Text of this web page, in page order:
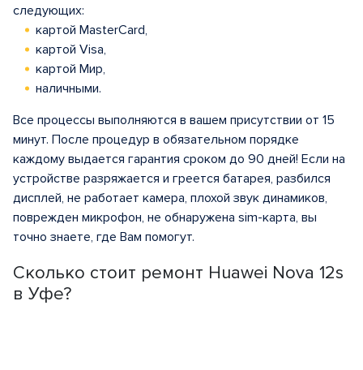
Сколько стоит ремонт Huawei Nova 12s
в Уфе?
следующих:
картой MasterCard,
картой Visa,
картой Мир,
наличными.
Все процессы выполняются в вашем присутствии от 15
минут. После процедур в обязательном порядке
каждому выдается гарантия сроком до 90 дней! Если на
устройстве разряжается и греется батарея, разбился
дисплей, не работает камера, плохой звук динамиков,
поврежден микрофон, не обнаружена sim-карта, вы
точно знаете, где Вам помогут.